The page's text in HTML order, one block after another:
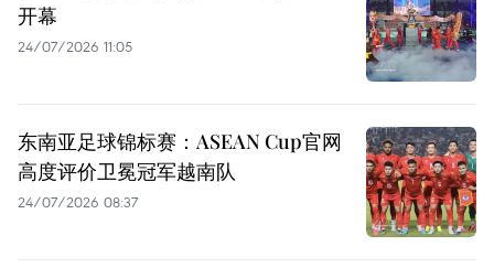
开幕
24/07/2026 11:05
东南亚足球锦标赛：ASEAN Cup官网
高度评价卫冕冠军越南队
24/07/2026 08:37